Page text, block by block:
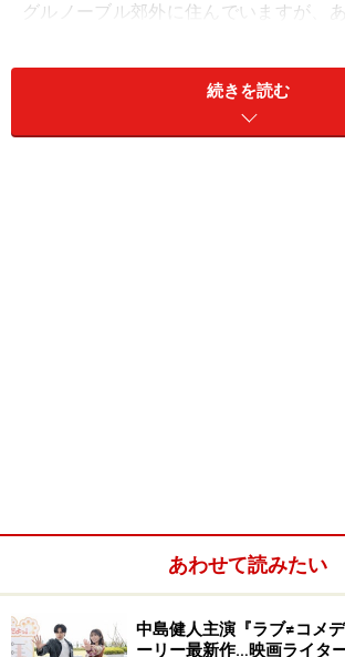
グルノーブル郊外に住んでいますが、
ルダン）は、８年前に別れた恋人だっ
杭に火がついた二人は再び愛の焔に包
ることになります。
ヌーヴェルバーグの旗手と言われた、
ュフォー監督の晩年のこの官能のドラ
うよりは、女性の情念を前面に推し出
ッチの俗っぽさで、それが鬼気迫るリ
続きを読む
あわせて読みたい
中島健人主演『ラブ≠コメ
ーリー最新作…映画ライタ